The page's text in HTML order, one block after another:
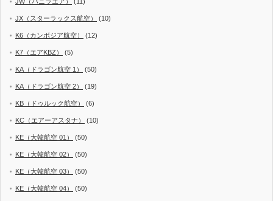
JX（スターラックス航空） (10)
K6（カンボジア航空） (12)
K7（エアKBZ） (5)
KA（ドラゴン航空 1） (50)
KA（ドラゴン航空 2） (19)
KB（ドゥルック航空） (6)
KC（エアーアスタナ） (10)
KE（大韓航空 01） (50)
KE（大韓航空 02） (50)
KE（大韓航空 03） (50)
KE（大韓航空 04） (50)